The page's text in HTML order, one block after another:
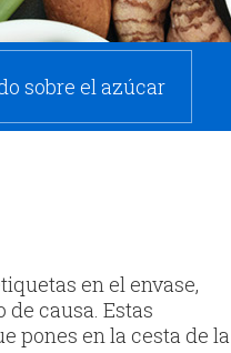
sobre el azúcar
en el envase,
causa. Estas
pones en la cesta de la